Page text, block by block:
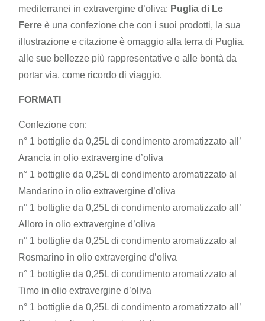
mediterranei in extravergine d’oliva: Puglia di Le
Ferre è una confezione che con i suoi prodotti, la sua
illustrazione e citazione è omaggio alla terra di Puglia,
alle sue bellezze più rappresentative e alle bontà da
portar via, come ricordo di viaggio.
FORMATI
Confezione con:
n° 1 bottiglie da 0,25L di condimento aromatizzato all’
Arancia in olio extravergine d’oliva
n° 1 bottiglie da 0,25L di condimento aromatizzato al
Mandarino in olio extravergine d’oliva
n° 1 bottiglie da 0,25L di condimento aromatizzato all’
Alloro in olio extravergine d’oliva
n° 1 bottiglie da 0,25L di condimento aromatizzato al
Rosmarino in olio extravergine d’oliva
n° 1 bottiglie da 0,25L di condimento aromatizzato al
Timo in olio extravergine d’oliva
n° 1 bottiglie da 0,25L di condimento aromatizzato all’